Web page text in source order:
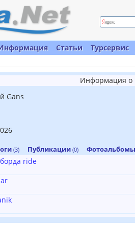
Статьи Турсервис
Информация о
Gans
(3) Публикации (0)
ride